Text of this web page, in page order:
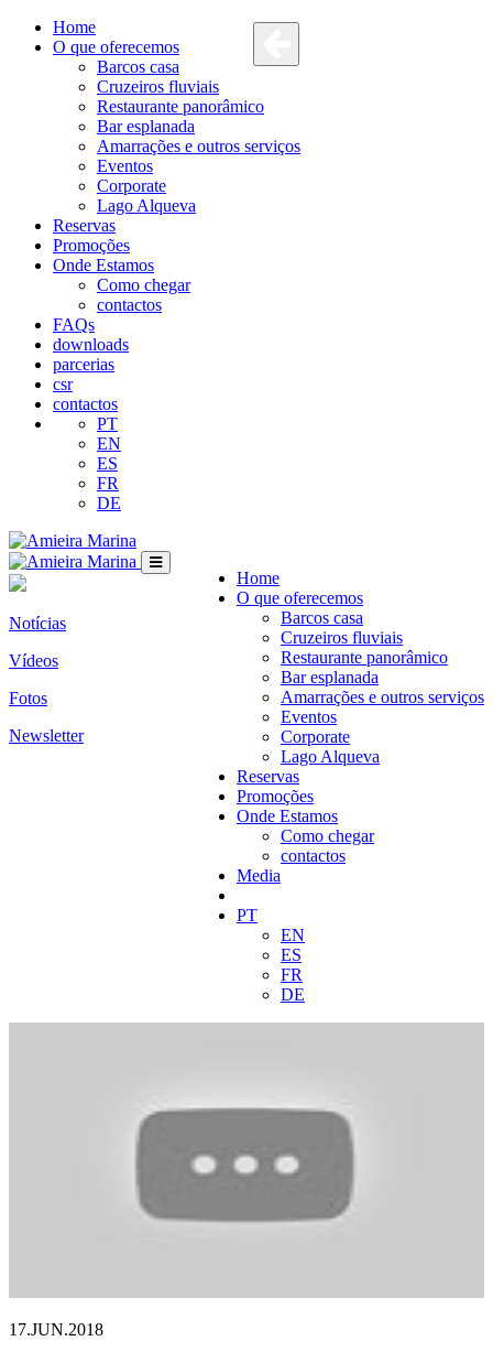
Home
O que oferecemos
Barcos casa
Cruzeiros fluviais
Restaurante panorâmico
Bar esplanada
Amarrações e outros serviços
Eventos
Corporate
Lago Alqueva
Reservas
Promoções
Onde Estamos
Como chegar
contactos
FAQs
downloads
parcerias
csr
contactos
PT
EN
ES
FR
DE
Home
O que oferecemos
Barcos casa
Cruzeiros fluviais
Restaurante panorâmico
Bar esplanada
Amarrações e outros serviços
Eventos
Corporate
Lago Alqueva
Reservas
Promoções
Onde Estamos
Como chegar
contactos
Media
PT
EN
ES
FR
DE
Notícias
Vídeos
Fotos
Newsletter
17.JUN.2018